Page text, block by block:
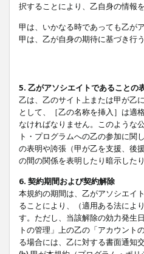
択することにより、乙自身の情報
甲は、いかなる時であっても乙が
甲は、乙が自身の期待に基づき行
5. 乙がアソシエイトであることの
乙は、乙のサイト上または甲が乙
として、［乙の名称を挿入］は適
なければなりません。このような
ト・プログラムへの乙の参加に関
の表明や誇張（甲が乙を支援、後
の間の関係を表明したり暗示した
6. 契約期間および契約解除
本規約の期間は、乙がアソシエイ
ることにより、（適用ある法によ
す。ただし、当該解除の効力発生
トの管理」上の乙の「アカウント
る場合には、乙に対する書面通知